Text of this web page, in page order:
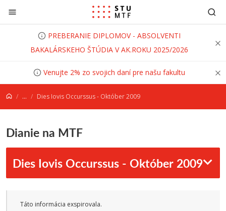
Prejsť na obsah
PREBERANIE DIPLOMOV - ABSOLVENTI
BAKALÁRSKEHO ŠTÚDIA V AK.ROKU 2025/2026
Venujte 2% zo svojich daní pre našu fakultu
... Dies Iovis Occurssus - Október 2009
Dianie na MTF
Dies Iovis Occurssus - Október 2009
Táto informácia exspirovala.